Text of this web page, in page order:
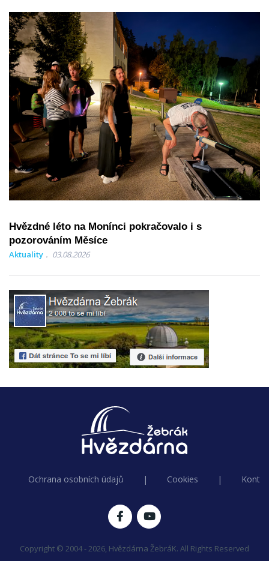
Hvězdné léto na Monínci pokračovalo i s
pozorováním Měsíce
Aktuality 03.08.2026
Ochrana osobních údajů | Cookies |
Copyright © 2004 - 2026, Hvězdárna ŽebráK. All Rights Reserved